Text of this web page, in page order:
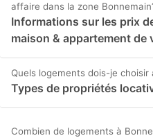
affaire dans la zone
Informations sur les prix
maison & appartement de
Quels logements dois-je choisir
Types de propriétés
Combien de logements à